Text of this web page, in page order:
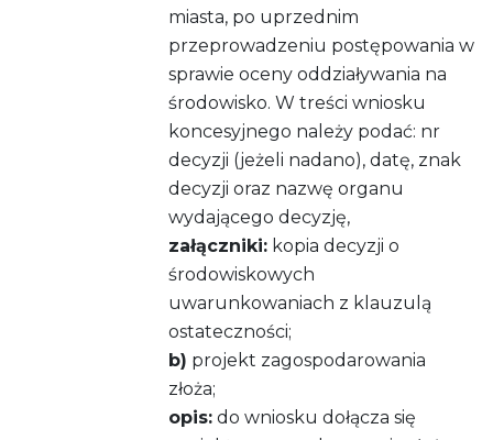
miasta, po uprzednim
przeprowadzeniu postępowania w
sprawie oceny oddziaływania na
środowisko. W treści wniosku
koncesyjnego należy podać: nr
decyzji (jeżeli nadano), datę, znak
decyzji oraz nazwę organu
wydającego decyzję,
załączniki: kopia decyzji o
środowiskowych
uwarunkowaniach z klauzulą
ostateczności;
b) projekt zagospodarowania
złoża;
opis: do wniosku dołącza się